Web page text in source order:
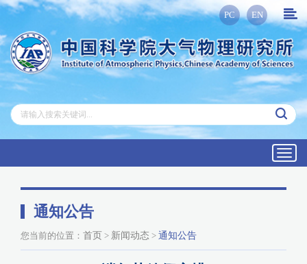
PC EN
通知公告
您当前的位置： 首页 > 新闻动态 > 通知公告